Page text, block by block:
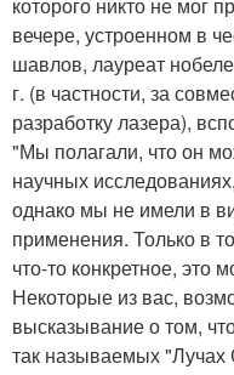
вечере, устроенном в
шавлов, лауреат
г. (в частности, за
разработку лазера),
"Мы полагали, что он
научных
однако мы не имели в
применения. Только в
что-то конкретное,
Некоторые из вас,
высказывание о том,
так называемых "Лучах